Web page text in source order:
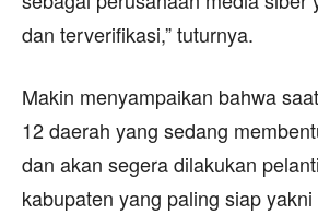
dan terverifikasi,” tuturnya.
Makin menyampaikan bahwa
12 daerah yang sedang
dan akan segera dilakukan
kabupaten yang paling siap